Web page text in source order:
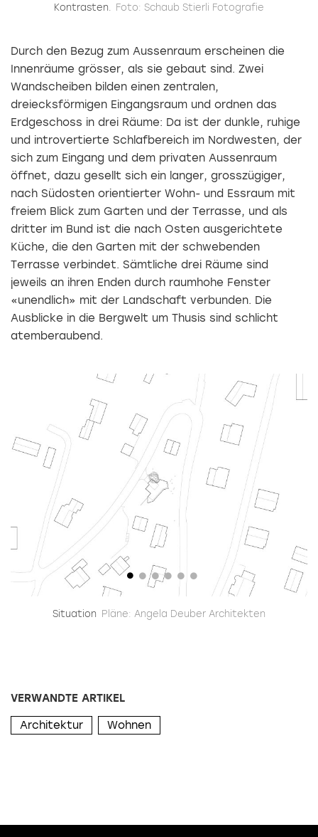
Kontrasten.
Foto: Schaub Stierli Fotografie
Durch den Bezug zum Aussenraum erscheinen die
Innenräume grösser, als sie gebaut sind. Zwei
Wandscheiben bilden einen zentralen,
dreiecksförmigen Eingangsraum und ordnen das
Erdgeschoss in drei Räume: Da ist der dunkle, ruhige
und introvertierte Schlafbereich im Nordwesten, der
sich zum Eingang und dem privaten Aussenraum
öffnet, dazu gesellt sich ein langer, grosszügiger,
nach Südosten orientierter Wohn- und Essraum mit
freiem Blick zum Garten und der Terrasse, und als
dritter im Bund ist die nach Osten ausgerichtete
Küche, die den Garten mit der schwebenden
Terrasse verbindet. Sämtliche drei Räume sind
jeweils an ihren Enden durch raumhohe Fenster
«unendlich» mit der Landschaft verbunden. Die
Ausblicke in die Bergwelt um Thusis sind schlicht
atemberaubend.
Situation Pläne: Angela Deuber Architekten
VERWANDTE ARTIKEL
Architektur Wohnen